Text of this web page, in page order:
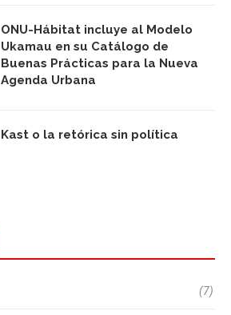
ONU-Hábitat incluye al Modelo
Ukamau en su Catálogo de
Buenas Prácticas para la Nueva
Agenda Urbana
Kast o la retórica sin política
(7)